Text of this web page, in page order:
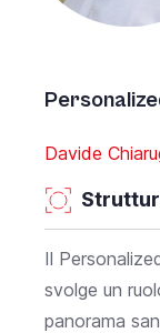
Davide
Il
svolge un
panorama